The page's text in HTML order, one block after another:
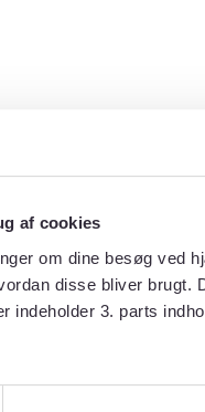
af cookies
om dine besøg ved
disse bliver
indeholder 3. parts